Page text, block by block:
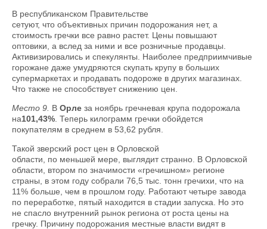
В республиканском Правительстве
сетуют, что объективных причин подорожания нет, а
стоимость гречки все равно растет. Цены повышают
оптовики, а вслед за ними и все розничные продавцы.
Активизировались и спекулянты. Наиболее предприимчивые
горожане даже умудряются скупать крупу в больших
супермаркетах и продавать подороже в других магазинах.
Что также не способствует снижению цен.
Место 9. В Орле за ноябрь гречневая крупа подорожала
на101,43% . Теперь килограмм гречки обойдется
покупателям в среднем в 53,62 рубля.
Такой зверский рост цен в Орловской
области, по меньшей мере, выглядит странно. В Орловской
области, втором по значимости «гречишном» регионе
страны, в этом году собрали 76,5 тыс. тонн гречихи, что на
11% больше, чем в прошлом году. Работают четыре завода
по переработке, пятый находится в стадии запуска. Но это
не спасло внутренний рынок региона от роста цены на
гречку. Причину подорожания местные власти видят в